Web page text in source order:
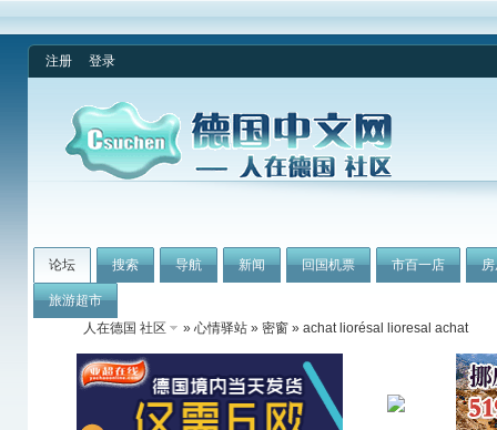
注册 登录
论坛 搜索 导航 新闻 回国机票 市百一店
旅游超市
人在德国 社区
» 心情驿站 » 密窗 » achat liorésal lioresal achat